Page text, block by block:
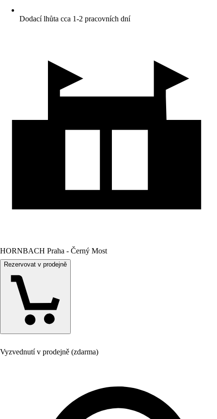
Dodací lhůta cca 1-2 pracovních dní
HORNBACH Praha - Černý Most
Rezervovat v prodejně
Vyzvednutí v prodejně (zdarma)